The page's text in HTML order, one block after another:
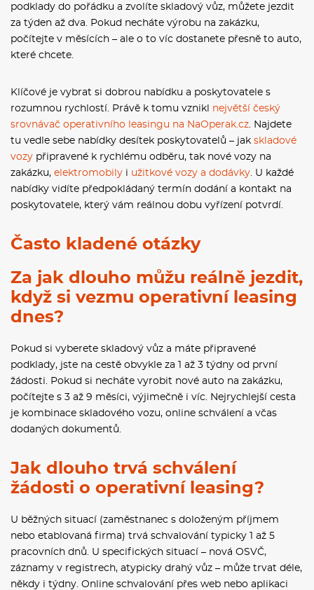
podklady do pořádku a zvolíte skladový vůz, můžete jezdit
za týden až dva. Pokud necháte výrobu na zakázku,
počítejte v měsících – ale o to víc dostanete přesně to auto,
které chcete.
Klíčové je vybrat si dobrou nabídku a poskytovatele s
rozumnou rychlostí. Právě k tomu vznikl největší český
srovnávač operativního leasingu na NaOperak.cz . Najdete
tu vedle sebe nabídky desítek poskytovatelů – jak skladové
vozy připravené k rychlému odběru, tak nové vozy na
zakázku, elektromobily i užitkové vozy a dodávky . U každé
nabídky vidíte předpokládaný termín dodání a kontakt na
poskytovatele, který vám reálnou dobu vyřízení potvrdí.
Často kladené otázky
Za jak dlouho můžu reálně jezdit,
když si vezmu operativní leasing
dnes?
Pokud si vyberete skladový vůz a máte připravené
podklady, jste na cestě obvykle za 1 až 3 týdny od první
žádosti. Pokud si necháte vyrobit nové auto na zakázku,
počítejte s 3 až 9 měsíci, výjimečně i víc. Nejrychlejší cesta
je kombinace skladového vozu, online schválení a včas
dodaných dokumentů.
Jak dlouho trvá schválení
žádosti o operativní leasing?
U běžných situací (zaměstnanec s doloženým příjmem
nebo etablovaná firma) trvá schvalování typicky 1 až 5
pracovních dnů. U specifických situací – nová OSVČ,
záznamy v registrech, atypicky drahý vůz – může trvat déle,
někdy i týdny. Online schvalování přes web nebo aplikaci